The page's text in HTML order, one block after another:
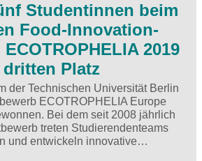
Studentinnen beim
Food-Innovation-
2019
Platz
der Technischen Universität Berlin
ECOTROPHELIA Europe
Bei dem seit 2008 jährlich
treten Studierendenteams
und entwickeln innovative…